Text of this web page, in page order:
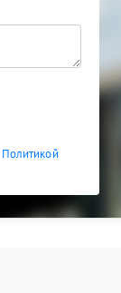
Политикой